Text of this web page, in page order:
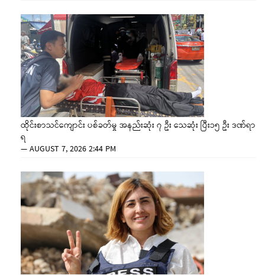
ထိုင်းစာသင်ကျောင်း ပစ်ခတ်မှု အနည်းဆုံး ၇ ဦး သေဆုံး ပြီး၁၅ ဦး ဒဏ်ရာ
ရ
—AUGUST 7, 2026 2:44 PM